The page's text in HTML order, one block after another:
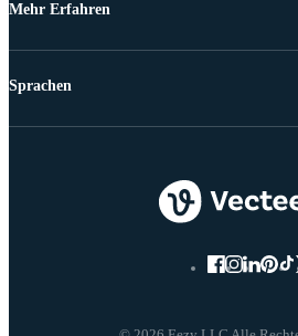
Mehr Erfahren
Sprachen